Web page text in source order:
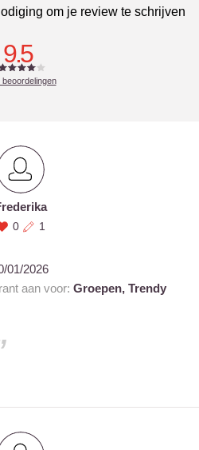
om je review te schrijven
9.5
beoordelingen
0 1
01/2026
aan voor: Groepen, Trendy